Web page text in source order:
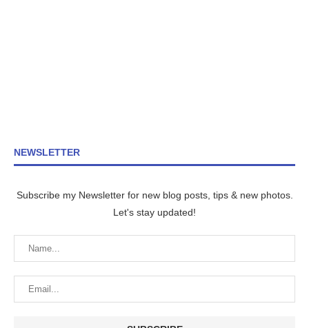
NEWSLETTER
Subscribe my Newsletter for new blog posts, tips & new photos.
Let's stay updated!